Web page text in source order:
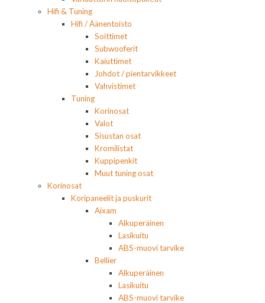
Hifi & Tuning
Hifi / Äänentoisto
Soittimet
Subwooferit
Kaiuttimet
Johdot / pientarvikkeet
Vahvistimet
Tuning
Korinosat
Valot
Sisustan osat
Kromilistat
Kuppipenkit
Muut tuning osat
Korinosat
Koripaneelit ja puskurit
Aixam
Alkuperäinen
Lasikuitu
ABS-muovi tarvike
Bellier
Alkuperäinen
Lasikuitu
ABS-muovi tarvike